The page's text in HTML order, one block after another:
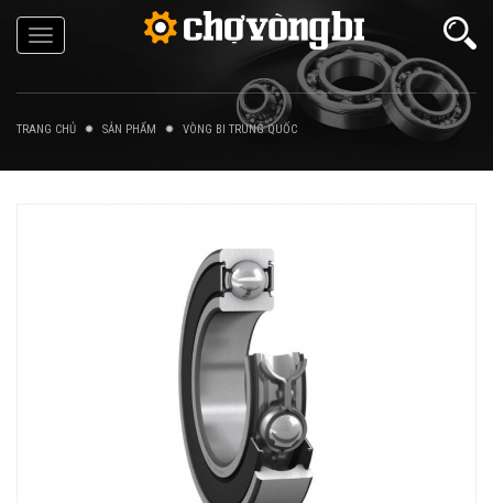
Toggle
navigation
TRANG CHỦ SẢN PHẨM VÒNG BI TRUNG QUỐC